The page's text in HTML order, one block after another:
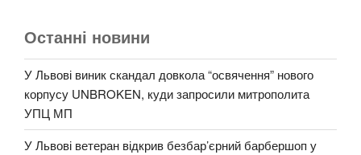
Останні новини
У Львові виник скандал довкола “освячення” нового
корпусу UNBROKEN, куди запросили митрополита
УПЦ МП
У Львові ветеран відкрив безбар’єрний барбершоп у